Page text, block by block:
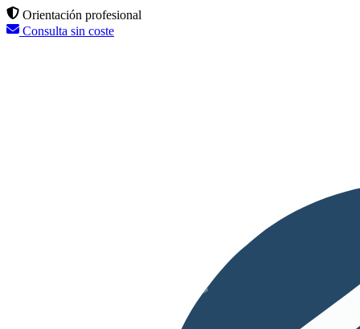
Orientación profesional
Consulta sin coste